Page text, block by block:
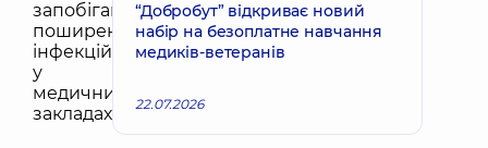
“Добробут” відкриває новий
набір на безоплатне навчання
медиків-ветеранів
22.07.2026